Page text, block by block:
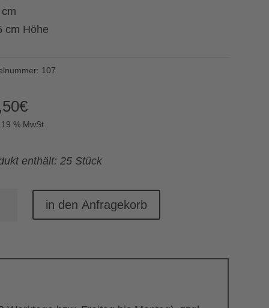
cm Höhe
107
€
% MwSt.
enthält: 25 Stück
in den Anfragekorb